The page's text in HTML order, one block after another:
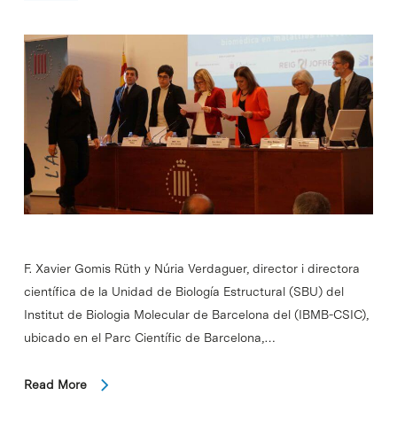
F. Xavier Gomis Rüth y Núria Verdaguer, director i directora
científica de la Unidad de Biología Estructural (SBU) del
Institut de Biologia Molecular de Barcelona del (IBMB-CSIC),
ubicado en el Parc Científic de Barcelona,…
Read More